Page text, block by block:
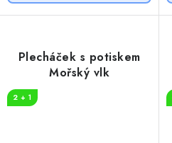
Plecháček s potiskem
Mořský vlk
2 + 1